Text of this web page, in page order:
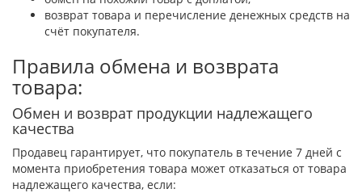
возврат товара и перечисление денежных средств на
счёт покупателя.
Правила обмена и возврата
товара:
Обмен и возврат продукции надлежащего
качества
Продавец гарантирует, что покупатель в течение 7 дней с
момента приобретения товара может отказаться от товара
надлежащего качества, если: